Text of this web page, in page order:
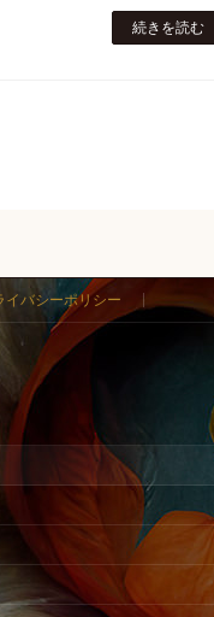
続きを読む
イバシーポリシー